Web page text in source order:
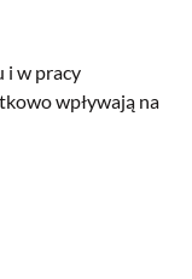
i w pracy
wpływają na